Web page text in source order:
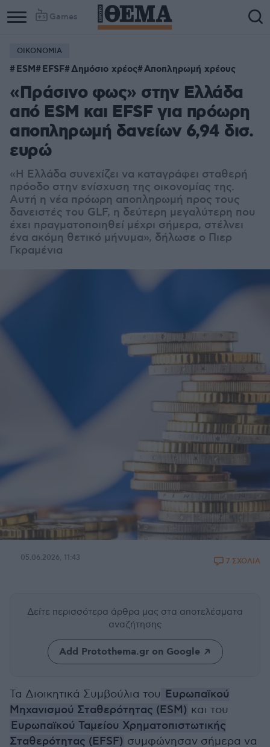
Games
ΟΙΚΟΝΟΜΙΑ
ESM EFSF Δημόσιο χρέος Αποπληρωμή χρέους
«Πράσινο φως» στην Ελλάδα
από ESM και EFSF για πρόωρη
αποπληρωμή δανείων 6,94 δισ.
ευρώ
«Η Ελλάδα συνεχίζει να καταγράφει σταθερή
πρόοδο στην ενίσχυση της οικονομίας της.
Αυτή η νέα πρόωρη αποπληρωμή προς τους
δανειστές του GLF, η δεύτερη μεγαλύτερη που
έχει πραγματοποιηθεί μέχρι σήμερα, στέλνει
ένα ακόμη θετικό μήνυμα», δήλωσε ο Πιερ
Γκραμένια
05.06.2026, 11:43 7 ΣΧΟΛΙΑ
Δείτε περισσότερα άρθρα μας στα αποτελέσματα
αναζήτησης
Add Protothema.gr on Google
Τα Διοικητικά Συμβούλια του Ευρωπαϊκού
Μηχανισμού Σταθερότητας (ESM) και του
Ευρωπαϊκού Ταμείου Χρηματοπιστωτικής
Σταθερότητας (EFSF) συμφώνησαν σήμερα να